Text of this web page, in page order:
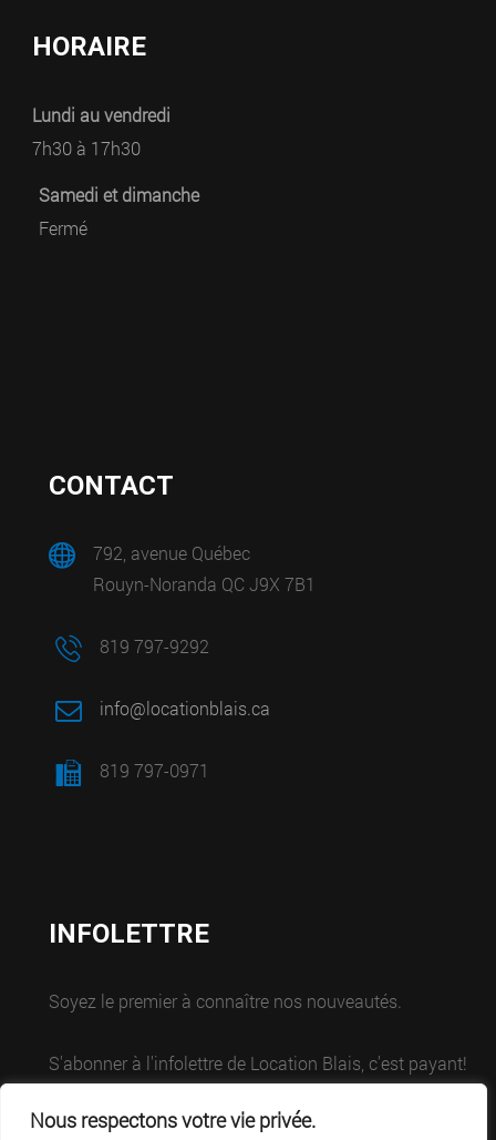
Nous respectons votre vie privée.
HORAIRE
Lundi au vendredi
7h30 à 17h30
Samedi et dimanche
Fermé
CONTACT
792, avenue Québec
Rouyn-Noranda QC J9X 7B1
819 797-9292
info@locationblais.ca
819 797-0971
INFOLETTRE
Soyez le premier à connaître nos nouveautés.
S'abonner à l'infolettre de Location Blais, c'est payant!